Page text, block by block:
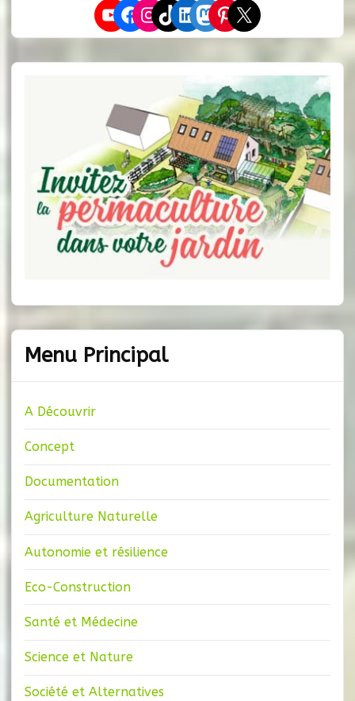
YouTube
Facebook
Instagram
TikTok
LinkedIn
Mastodon
Pinterest
X
Menu Principal
A Découvrir
Concept
Documentation
Agriculture Naturelle
Autonomie et résilience
Eco-Construction
Santé et Médecine
Science et Nature
Société et Alternatives